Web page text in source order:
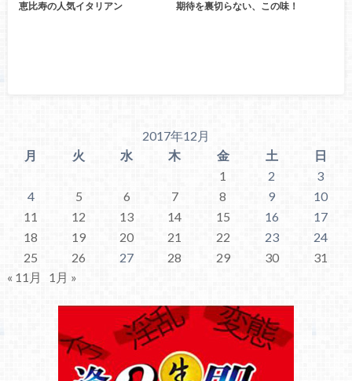
恵比寿の人気イタリアン 期待を裏切らない、この味！
2017年12月
月
火 水 木 金 土
日
1
2
3
4
5 6 7 8 9
10
11
12 13 14 15 16
17
18
19 20 21 22 23
24
25
26 27 28 29 30
31
« 11月
1月 »